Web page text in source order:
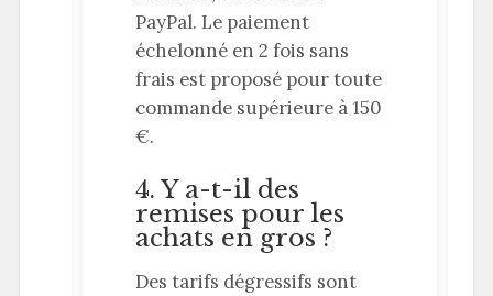
PayPal. Le paiement
échelonné en 2 fois sans
frais est proposé pour toute
commande supérieure à 150
€.
4. Y a-t-il des
remises pour les
achats en gros ?
Des tarifs dégressifs sont